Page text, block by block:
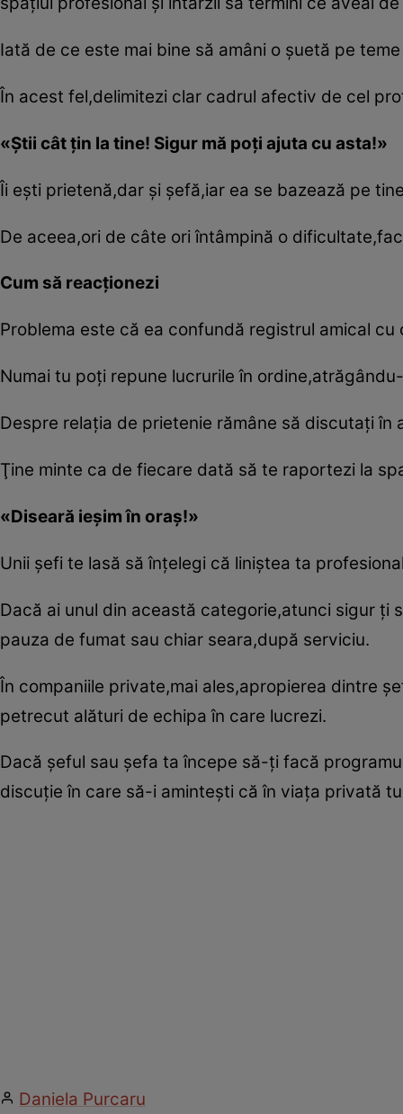
Iată de ce este mai bine să amâni o şuetă pe
În acest fel,delimitezi clar cadrul afectiv de cel
«Ştii cât ţin la tine! Sigur mă poţi ajuta cu asta!»
Îi eşti prietenă,dar şi şefă,iar ea se bazează pe
De aceea,ori de câte ori întâmpină o
Cum să reacţionezi
Problema este că ea confundă registrul amical cu
Numai tu poţi repune lucrurile în
Despre relaţia de prietenie rămâne să discutaţi în
Ţine minte ca de fiecare dată să te raportezi la
«Diseară ieşim în oraş!»
Unii şefi te lasă să înţelegi că liniştea ta
Dacă ai unul din această categorie,atunci sigur ţi
pauza de fumat sau chiar seara,după serviciu.
În companiile private,mai ales,apropierea dintre
petrecut alături de echipa în care lucrezi.
Dacă şeful sau şefa ta începe să-ţi facă
discuţie în care să-i aminteşti că în viaţa privată
Daniela Purcaru